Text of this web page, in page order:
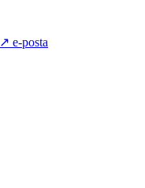
↗ e-posta